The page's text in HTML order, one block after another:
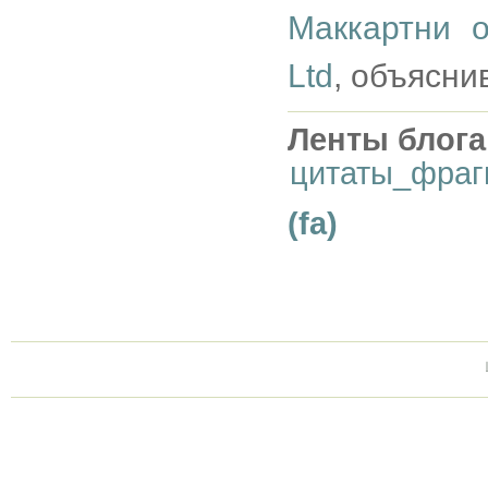
Маккартни
Ltd,
Ленты
(fa)